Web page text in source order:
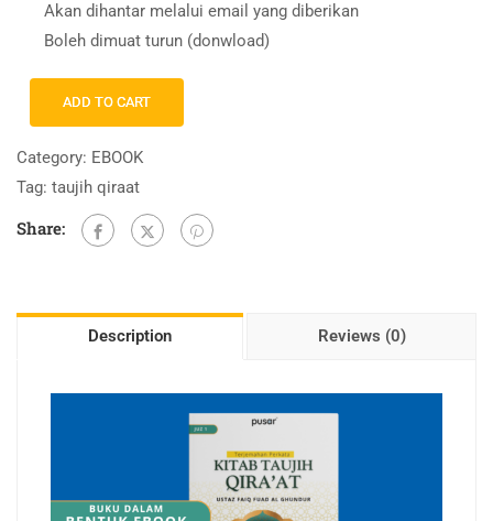
Akan dihantar melalui email yang diberikan
Boleh dimuat turun (donwload)
ADD TO CART
Category: EBOOK
Tag: taujih qiraat
Share:
Description Reviews (0)